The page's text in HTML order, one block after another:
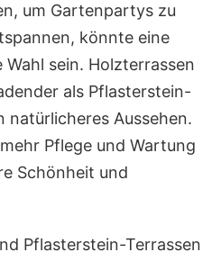
um Gartenpartys zu
könnte eine
sein. Holzterrassen
als Pflasterstein-
natürlicheres Aussehen.
Pflege und Wartung
Schönheit und
Pflasterstein-Terrassen